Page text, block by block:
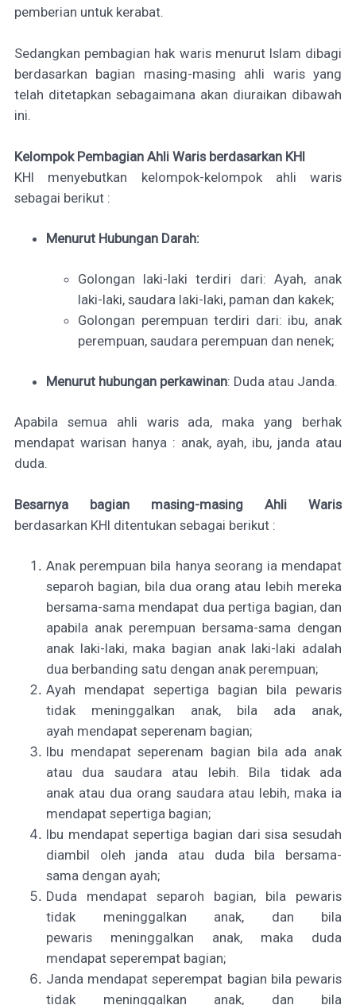
pemberian untuk kerabat.
Sedangkan pembagian hak waris menurut Islam dibagi
berdasarkan bagian masing-masing ahli waris yang
telah ditetapkan sebagaimana akan diuraikan dibawah
ini.
Kelompok Pembagian Ahli Waris berdasarkan KHI
KHI menyebutkan kelompok-kelompok ahli waris
sebagai berikut :
Menurut Hubungan Darah:
Golongan laki-laki terdiri dari: Ayah, anak
laki-laki, saudara laki-laki, paman dan kakek;
Golongan perempuan terdiri dari: ibu, anak
perempuan, saudara perempuan dan nenek;
Menurut hubungan perkawinan: Duda atau Janda.
Apabila semua ahli waris ada, maka yang berhak
mendapat warisan hanya : anak, ayah, ibu, janda atau
duda.
Besarnya bagian masing-masing Ahli Waris
berdasarkan KHI ditentukan sebagai berikut :
Anak perempuan bila hanya seorang ia mendapat
separoh bagian, bila dua orang atau lebih mereka
bersama-sama mendapat dua pertiga bagian, dan
apabila anak perempuan bersama-sama dengan
anak laki-laki, maka bagian anak laki-laki adalah
dua berbanding satu dengan anak perempuan;
Ayah mendapat sepertiga bagian bila pewaris
tidak meninggalkan anak, bila ada anak,
ayah mendapat seperenam bagian;
Ibu mendapat seperenam bagian bila ada anak
atau dua saudara atau lebih. Bila tidak ada
anak atau dua orang saudara atau lebih, maka ia
mendapat sepertiga bagian;
Ibu mendapat sepertiga bagian dari sisa sesudah
diambil oleh janda atau duda bila bersama-
sama dengan ayah;
Duda mendapat separoh bagian, bila pewaris
tidak meninggalkan anak, dan bila
pewaris meninggalkan anak, maka duda
mendapat seperempat bagian;
Janda mendapat seperempat bagian bila pewaris
tidak meninggalkan anak, dan bila